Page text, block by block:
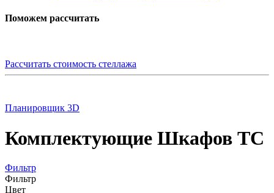
Поможем рассчитать
Рассчитать стоимость стеллажа
Планировщик 3D
Комплектующие Шкафов ТС
Фильтр
Фильтр
Цвет